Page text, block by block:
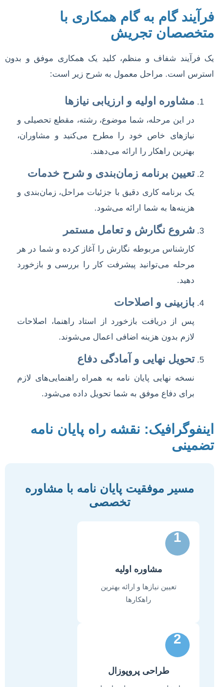
فرآیند گام به گام همکاری با
متخصصان تجریش
یک فرآیند شفاف و منظم، کلید یک همکاری موفق و بدون
استرس است. مراحل معمول به شرح زیر است:
مشاوره اولیه و ارزیابی نیازها
در این مرحله، شما موضوع، رشته، مقطع تحصیلی و
نیازهای خاص خود را مطرح می‌کنید و مشاوران،
بهترین راهکار را ارائه می‌دهند.
تعیین برنامه زمان‌بندی و شرح خدمات
یک برنامه کاری دقیق با جزئیات مراحل، زمان‌بندی و
هزینه‌ها به شما ارائه می‌شود.
شروع نگارش و تعامل مستمر
کارشناس مربوطه نگارش را آغاز کرده و شما در هر
مرحله می‌توانید پیشرفت کار را بررسی و بازخورد
دهید.
بازبینی و اصلاحات
پس از دریافت بازخورد از استاد راهنما، اصلاحات
لازم بدون هزینه اضافی اعمال می‌شوند.
تحویل نهایی و آمادگی دفاع
نسخه نهایی پایان نامه به همراه راهنمایی‌های لازم
برای دفاع موفق به شما تحویل داده می‌شود.
اینفوگرافیک: نقشه راه پایان نامه
تضمینی
مسیر موفقیت پایان نامه با مشاوره
تخصصی
1
مشاوره اولیه
تعیین نیازها و ارائه بهترین
راهکارها
2
طراحی پروپوزال